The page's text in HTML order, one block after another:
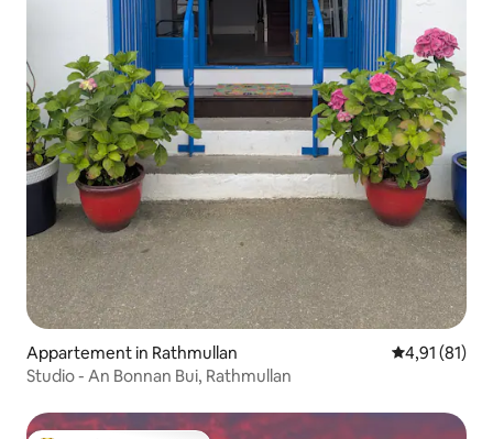
Appartement in Rathmullan Gemiddelde
4,91 (81)
Studio - An Bonnan Bui, Rathmullan